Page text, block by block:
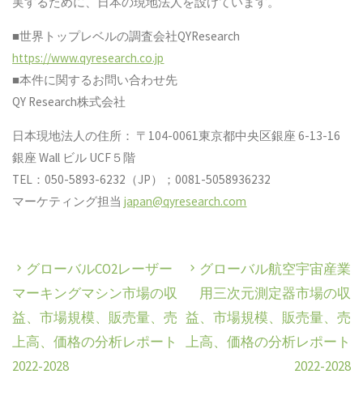
■世界トップレベルの調査会社QYResearch
https://www.qyresearch.co.jp
■本件に関するお問い合わせ先
QY Research株式会社
日本現地法人の住所： 〒104-0061東京都中央区銀座 6-13-16
銀座 Wall ビル UCF５階
TEL：050-5893-6232（JP）；0081-5058936232
マーケティング担当japan@qyresearch.com
グローバルCO2レーザー
マーキングマシン市場の収
益、市場規模、販売量、売
上高、価格の分析レポート
2022-2028
グローバル航空宇宙産業
用三次元測定器市場の収
益、市場規模、販売量、売
上高、価格の分析レポート
2022-2028